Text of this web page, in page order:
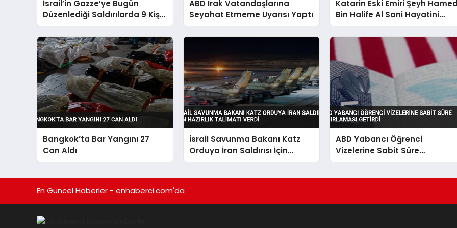
İsrail’in Gazze’ye Bugün
Düzenlediği Saldırılarda 9 Kişi
Hayatını Kaybetti
ABD Irak Vatandaşlarına
Seyahat Etmeme Uyarısı Yaptı
Katarin Eski Emiri Şeyh
Bin Halife Al Sani Hayatini
Kaybetti
Bangkok’ta Bar Yangını 27
Can Aldı
İsrail Savunma Bakanı Katz
Orduya İran Saldırısı İçin
Hazırlık Talimatı Verdi
ABD Yabancı Öğrenci
Vizelerine Sabit Süre
Sınırlaması Getirdi
En Güncel Haberler - enhaberci.com'da